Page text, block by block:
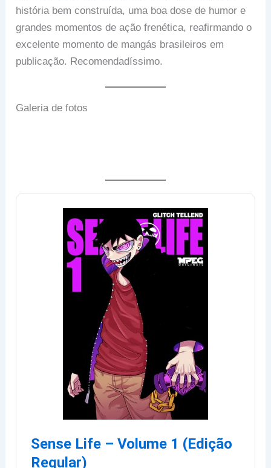
história bem construída, uma boa dose de humor e
grandes momentos de ação frenética, reafirmando o
excelente momento de mangás brasileiros em
publicação. Recomendadíssimo.
Galeria de fotos
Sense Life – Volume 1 (Edição
Regular)